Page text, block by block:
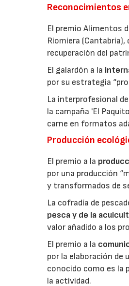
Reconocimientos
El premio Alimentos
Riomiera
recuperación del
El galardón a la
por su estrategia
La interprofesional
la campaña 'El
carne en formatos
Producción
El premio a la
por una producción
y transformados de
La cofradía de
pesca y de la
valor añadido a los
El premio a la
por la elaboración de
conocido como es la
la actividad.